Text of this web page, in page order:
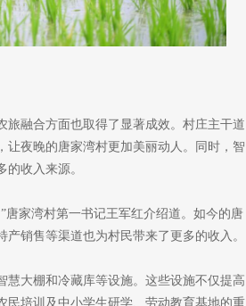
旅融合方面也取得了显著成效。村庄主干道
夜晚的唐家湾村更加美丽动人。同时，智
收入来源。
家湾村第一书记王军红介绍道。如今的唐
销售等渠道也为村民带来了更多的收入。
慧大棚和冷藏库等设施。这些设施不仅提高
民培训及中小学生研学、劳动教育基地的重